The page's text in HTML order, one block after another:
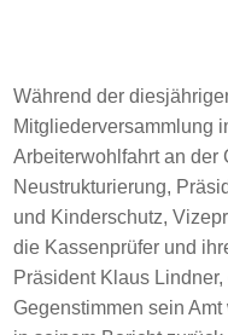
Während der
Mitgliederversammlung
Arbeiterwohlfahrt an der
Neustrukturierung,
und Kinderschutz,
die Kassenprüfer und
Präsident Klaus
Gegenstimmen sein